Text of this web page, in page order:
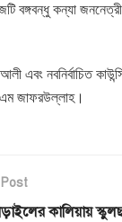
বঙ্গবন্ধু কন্যা
এবং নবনির্বাচিত
এম জাফরউল্লাহ।
কালিয়ায়